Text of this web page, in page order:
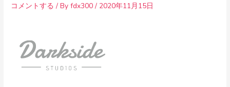
コメントする / Byfdx300/ 2020年11月15日